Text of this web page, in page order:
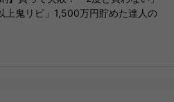
上鬼リピ」1,500万円貯めた達人の